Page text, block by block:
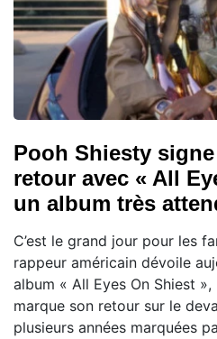
Pooh Shiesty
retour avec « All
un album très
C’est le grand jour pour les
rappeur américain dévoile
album « All Eyes On Shiest
marque son retour sur le
plusieurs années marquées